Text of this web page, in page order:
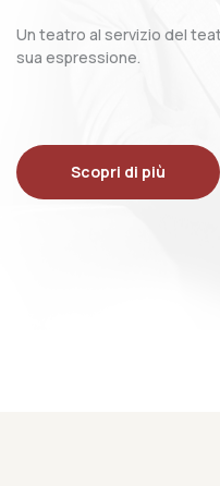
Un teatro al servizio del
sua espressione.
Scopri di più